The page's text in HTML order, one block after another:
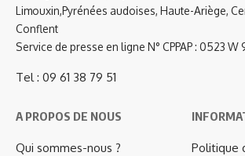
Limouxin,Pyrénées audoises, Haute-Ariège,
Conflent
Service de presse en ligne N° CPPAP : 0523 W
Tel : 09 61 38 79 51
A PROPOS DE NOUS
Qui sommes-nous ?
Politique